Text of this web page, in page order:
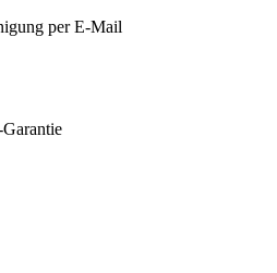
per E-Mail